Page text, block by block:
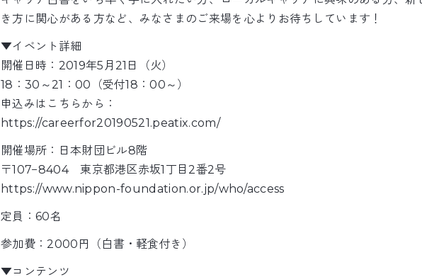
き方に関心がある方など、みなさまのご来場を心よりお待ちしています！
▼イベント詳細
開催日時：2019年5月21日（火）
18：30～21：00（受付18：00～）
申込みはこちらから：
https://careerfor20190521.peatix.com/
開催場所：日本財団ビル8階
〒107−8404 東京都港区赤坂1丁目2番2号
https://www.nippon-foundation.or.jp/who/access
定員：60名
参加費：2000円（白書・軽食付き）
▼コンテンツ